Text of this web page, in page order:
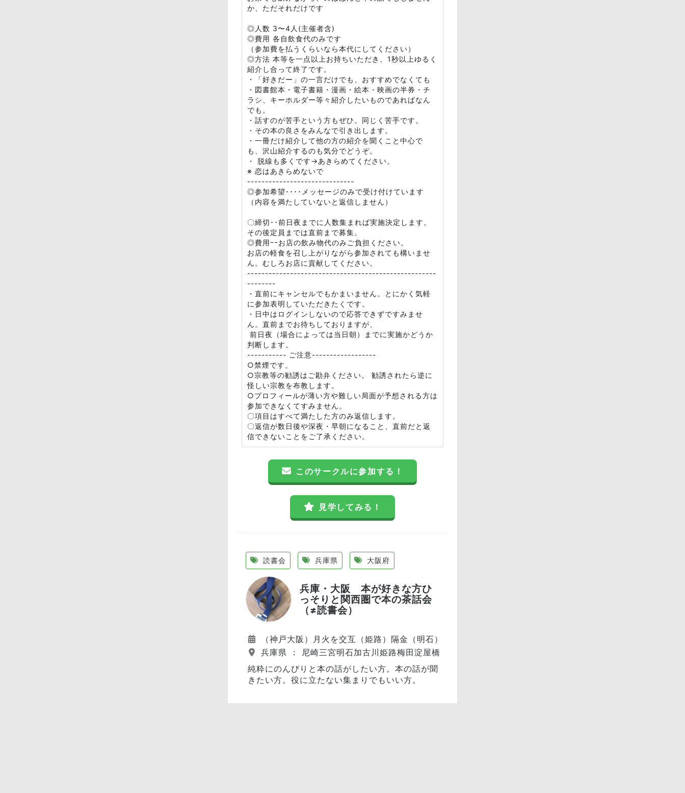
か、ただそれだけです
◎人数 3〜4人(主催者含)
◎費用 各自飲食代のみです
（参加費を払うくらいなら本代にしてください）
◎方法 本等を一点以上お持ちいただき、1秒以上ゆるく
紹介し合って終了です。
・「好きだー」の一言だけでも、おすすめでなくても
・図書館本・電子書籍・漫画・絵本・映画の半券・チ
ラシ、キーホルダー等々紹介したいものであればなん
でも。
・話すのが苦手という方もぜひ。同じく苦手です。
・その本の良さをみんなで引き出します。
・一冊だけ紹介して他の方の紹介を聞くこと中心で
も、沢山紹介するのも気分でどうぞ。
・ 脱線も多くです→あきらめてください。
※ 恋はあきらめないで
------------------------------
◎参加希望････メッセージのみで受け付けています
（内容を満たしていないと返信しません）
〇締切･･前日夜までに人数集まれば実施決定します。
その後定員までは直前まで募集。
◎費用ｰｰお店の飲み物代のみご負担ください。
お店の軽食を召し上がりながら参加されても構いませ
ん。むしろお店に貢献してください。
-----------------------------------------------------
--------
・直前にキャンセルでもかまいません。とにかく気軽
に参加表明していただきたくです。
・日中はログインしないので応答できずですみませ
ん。直前までお待ちしておりますが、
前日夜（場合によっては当日朝）までに実施かどうか
判断します。
----------- ご注意------------------
○禁煙です。
○宗教等の勧誘はご勘弁ください。 勧誘されたら逆に
怪しい宗教を布教します。
○プロフィールが薄い方や難しい局面が予想される方は
参加できなくてすみません。
〇項目はすべて満たした方のみ返信します。
〇返信が数日後や深夜・早朝になること、直前だと返
信できないことをご了承ください。
このサークルに参加する！
見学してみる！
読書会 兵庫県 大阪府
兵庫・大阪 本が好きな方ひ
っそりと関西圏で本の茶話会
（≠読書会）
（神戸大阪）月火を交互（姫路）隔金（明石）隔水それぞれ19時〜20時
兵庫県 ： 尼崎三宮明石加古川姫路梅田淀屋橋難波天王寺ほか
純粋にのんびりと本の話がしたい方。本の話が聞
きたい方。役に立たない集まりでもいい方。